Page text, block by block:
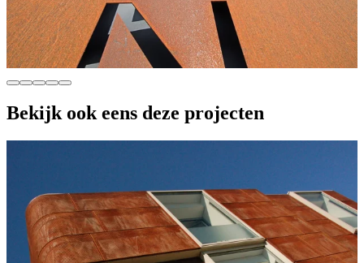
Bekijk ook eens deze projecten